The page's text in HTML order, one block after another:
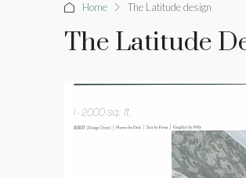
Home The Latitude design
The Latitude